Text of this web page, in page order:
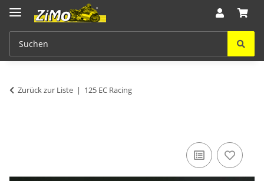
Zurück zur Liste 125 EC Racing